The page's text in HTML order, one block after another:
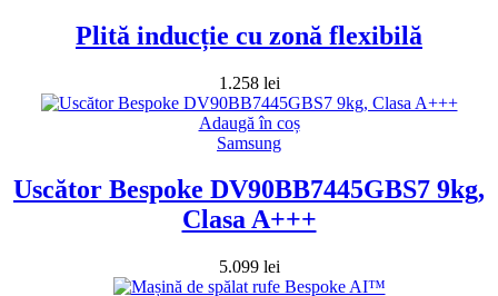
Plită inducție cu zonă flexibilă
1.258 lei
Adaugă în coș
Samsung
Uscător Bespoke DV90BB7445GBS7 9kg,
Clasa A+++
5.099 lei